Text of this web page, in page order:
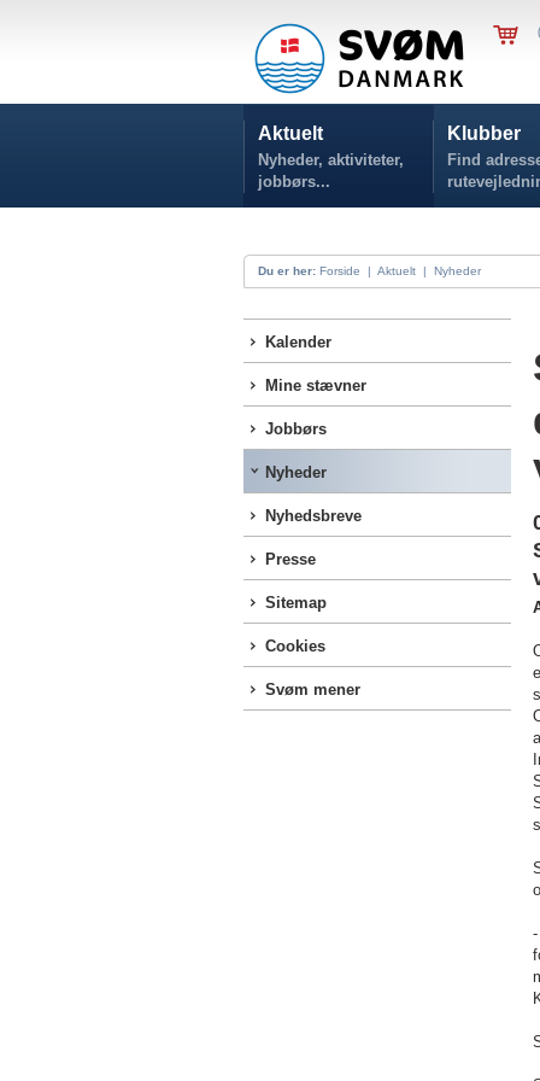
Aktuelt
Nyheder, aktiviteter,
jobbørs...
Klubber
Find
Du er her: Forside | Aktuelt | Nyheder
Kalender
Mine stævner
Jobbørs
Nyheder
Nyhedsbreve
Presse
Sitemap
Cookies
Svøm mener